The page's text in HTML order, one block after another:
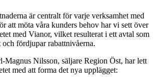
är centralt för varje verksamhet med
att möta våra kunders behov har vi sett över
med Vianor, vilket resulterat i ett avtal som
och fördjupar rabattnivåerna.
Magnus Nilsson, säljare Region Öst, har lett
med att forma det nya upplägget: